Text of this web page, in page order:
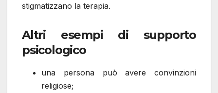
stigmatizzano la terapia.
Altri esempi di supporto
psicologico
una persona può avere convinzioni
religiose;